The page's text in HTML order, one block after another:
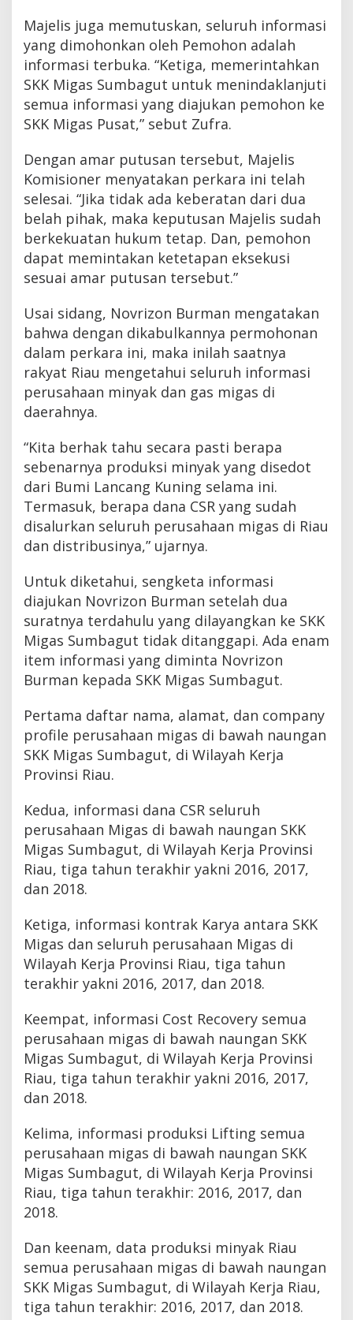
f
o
r
m
a
s
i
Majelis juga memutuskan, seluruh informasi
yang dimohonkan oleh Pemohon adalah
informasi terbuka. “Ketiga, memerintahkan
SKK Migas Sumbagut untuk menindaklanjuti
semua informasi yang diajukan pemohon ke
SKK Migas Pusat,” sebut Zufra.
Dengan amar putusan tersebut, Majelis
Komisioner menyatakan perkara ini telah
selesai. “Jika tidak ada keberatan dari dua
belah pihak, maka keputusan Majelis sudah
berkekuatan hukum tetap. Dan, pemohon
dapat memintakan ketetapan eksekusi
sesuai amar putusan tersebut.”
Usai sidang, Novrizon Burman mengatakan
bahwa dengan dikabulkannya permohonan
dalam perkara ini, maka inilah saatnya
rakyat Riau mengetahui seluruh informasi
perusahaan minyak dan gas migas di
daerahnya.
“Kita berhak tahu secara pasti berapa
sebenarnya produksi minyak yang disedot
dari Bumi Lancang Kuning selama ini.
Termasuk, berapa dana CSR yang sudah
disalurkan seluruh perusahaan migas di Riau
dan distribusinya,” ujarnya.
Untuk diketahui, sengketa informasi
diajukan Novrizon Burman setelah dua
suratnya terdahulu yang dilayangkan ke SKK
Migas Sumbagut tidak ditanggapi. Ada enam
item informasi yang diminta Novrizon
Burman kepada SKK Migas Sumbagut.
Pertama daftar nama, alamat, dan company
profile perusahaan migas di bawah naungan
SKK Migas Sumbagut, di Wilayah Kerja
Provinsi Riau.
Kedua, informasi dana CSR seluruh
perusahaan Migas di bawah naungan SKK
Migas Sumbagut, di Wilayah Kerja Provinsi
Riau, tiga tahun terakhir yakni 2016, 2017,
dan 2018.
Ketiga, informasi kontrak Karya antara SKK
Migas dan seluruh perusahaan Migas di
Wilayah Kerja Provinsi Riau, tiga tahun
terakhir yakni 2016, 2017, dan 2018.
Keempat, informasi Cost Recovery semua
perusahaan migas di bawah naungan SKK
Migas Sumbagut, di Wilayah Kerja Provinsi
Riau, tiga tahun terakhir yakni 2016, 2017,
dan 2018.
Kelima, informasi produksi Lifting semua
perusahaan migas di bawah naungan SKK
Migas Sumbagut, di Wilayah Kerja Provinsi
Riau, tiga tahun terakhir: 2016, 2017, dan
2018.
Dan keenam, data produksi minyak Riau
semua perusahaan migas di bawah naungan
SKK Migas Sumbagut, di Wilayah Kerja Riau,
tiga tahun terakhir: 2016, 2017, dan 2018.